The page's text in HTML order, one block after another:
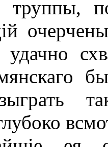
труппы,
удачно